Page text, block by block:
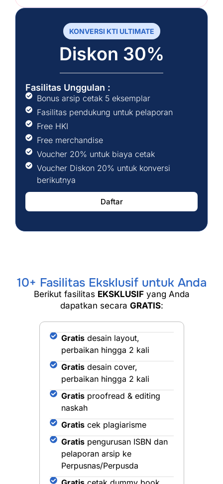
KONVERSI KTI ULTIMATE
Diskon 30%
Fasilitas Unggulan :
Bonus arsip cetak 5 eksemplar
Fasilitas pendukung untuk pelaporan
Free HKI
Free merchandise
Voucher 20% untuk biaya cetak
Voucher Diskon 20% untuk konversi
berikutnya
Daftar
10+ Fasilitas Eksklusif untuk Anda
Berikut fasilitas EKSKLUSIFyang Anda
dapatkan secara GRATIS:
Gratis desain layout,
perbaikan hingga 2 kali
Gratis desain cover,
perbaikan hingga 2 kali
Gratis proofread & editing
naskah
Gratis cek plagiarisme
Gratis pengurusan ISBN dan
pelaporan arsip ke
Perpusnas/Perpusda